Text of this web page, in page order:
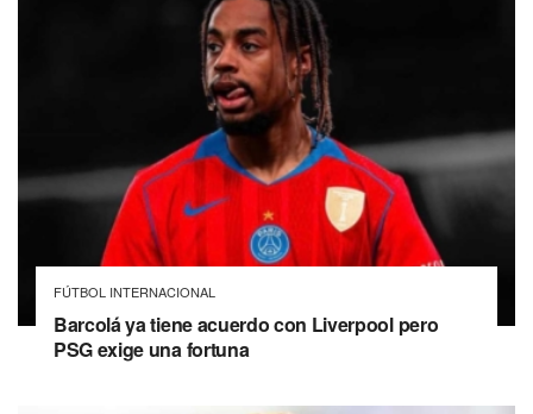
FÚTBOL INTERNACIONAL
Barcolá ya tiene acuerdo con Liverpool pero
PSG exige una fortuna